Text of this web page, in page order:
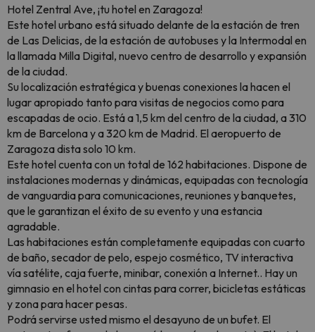
Hotel Zentral Ave, ¡tu hotel en Zaragoza!
Este hotel urbano está situado delante de la estación de tren
de Las Delicias, de la estación de autobuses y la Intermodal en
la llamada Milla Digital, nuevo centro de desarrollo y expansión
de la ciudad.
Su localización estratégica y buenas conexiones la hacen el
lugar apropiado tanto para visitas de negocios como para
escapadas de ocio. Está a 1,5 km del centro de la ciudad, a 310
km de Barcelona y a 320 km de Madrid. El aeropuerto de
Zaragoza dista solo 10 km.
Este hotel cuenta con un total de 162 habitaciones. Dispone de
instalaciones modernas y dinámicas, equipadas con tecnología
de vanguardia para comunicaciones, reuniones y banquetes,
que le garantizan el éxito de su evento y una estancia
agradable.
Las habitaciones están completamente equipadas con cuarto
de baño, secador de pelo, espejo cosmético, TV interactiva
vía satélite, caja fuerte, minibar, conexión a Internet.. Hay un
gimnasio en el hotel con cintas para correr, bicicletas estáticas
y zona para hacer pesas.
Podrá servirse usted mismo el desayuno de un bufet. El